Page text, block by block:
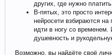
других, где нужно
В-пятых, это просто
нейросети взбираются
идти в ногу со
душевность и
Возможно, вы найдёте своё